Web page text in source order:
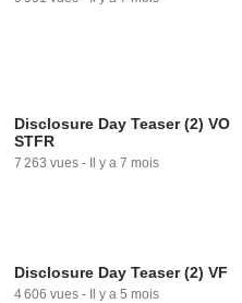
Disclosure Day Teaser (2) VO
STFR
7 263 vues - Il y a 7 mois
Disclosure Day Teaser (2) VF
4 606 vues - Il y a 5 mois